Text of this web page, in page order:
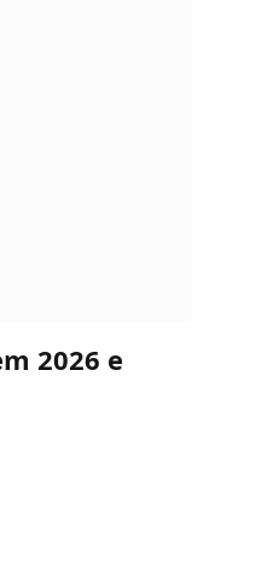
2026 e